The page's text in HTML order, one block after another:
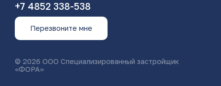
+7 4852 338-538
Перезвоните мне
© 2026 ООО Специализированный застройщик
«ФОРА»